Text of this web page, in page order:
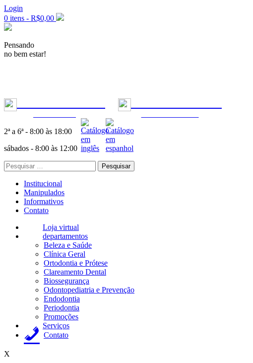
Login
0 itens - R$0,00
Pensando
no bem estar!
2ª a 6ª - 8:00 às 18:00
sábados - 8:00 às 12:00
Pesquisar
por:
Institucional
Manipulados
Informativos
Contato
Loja virtual
departamentos
Beleza e Saúde
Clínica Geral
Ortodontia e Prótese
Clareamento Dental
Biossegurança
Odontopediatria e Prevenção
Endodontia
Periodontia
Promoções
Serviços
Contato
X